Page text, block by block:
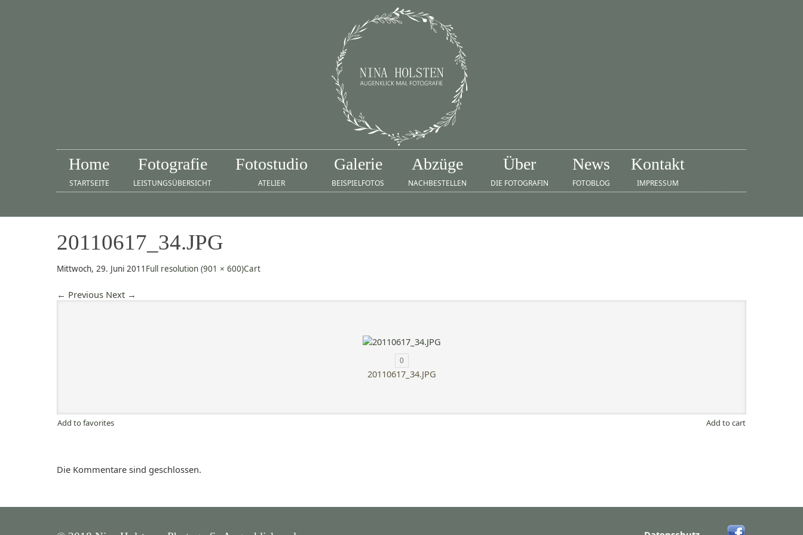
Home
STARTSEITE
Fotografie
LEISTUNGSÜBERSICHT
Fotostudio
ATELIER
Galerie
BEISPIELFOTOS
Abzüge
NACHBESTELLEN
Über
DIE FOTOGRAFIN
News
FOTOBLOG
Kontakt
IMPRESSUM
20110617_34.JPG
Mittwoch, 29. Juni 2011 Full resolution (901 × 600)Cart
← Previous Next →
0
20110617_34.JPG
Add to favorites Add to cart
Die Kommentare sind geschlossen.